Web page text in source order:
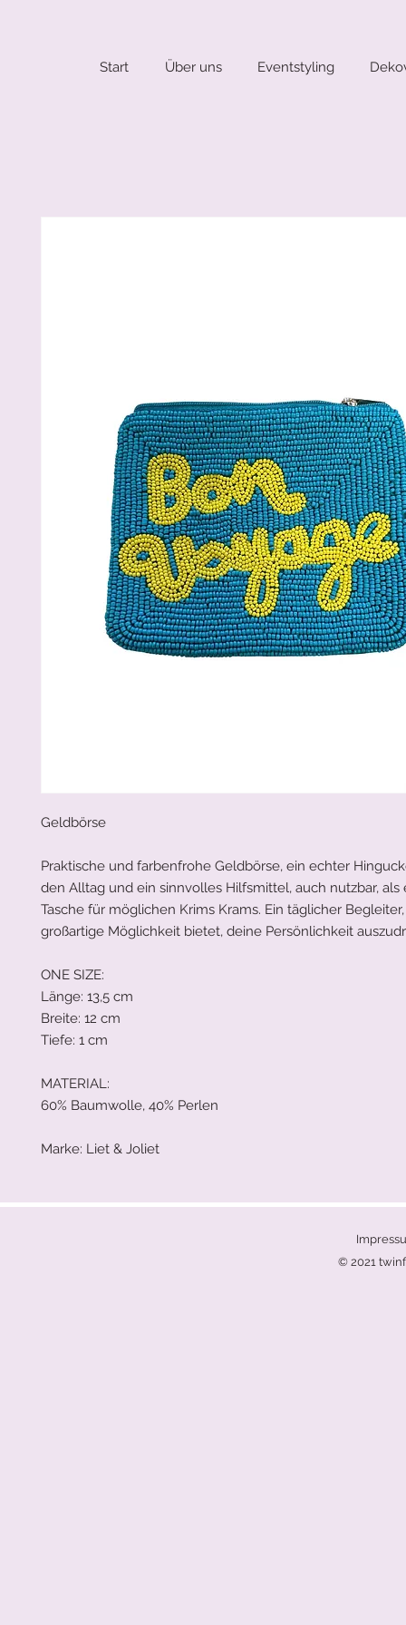
Start Über uns Eventstyling
Geldbörse
Praktische und farbenfrohe Geldbörse, ein echter
den Alltag und ein sinnvolles Hilfsmittel, auch nutzbar, als
Tasche für möglichen Krims Krams. Ein täglicher
großartige Möglichkeit bietet, deine Persönlichkeit
ONE SIZE:
Länge: 13,5 cm
Breite: 12 cm
Tiefe: 1 cm
MATERIAL:
60% Baumwolle, 40% Perlen
Marke: Liet & Joliet
© 2021